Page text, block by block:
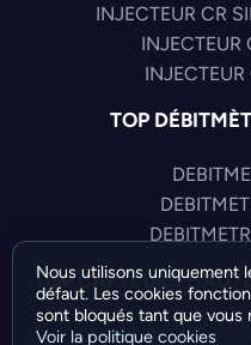
INJECTEUR CR
INJECTEUR
TOP
TOP CAPTEURS
CAPTEUR PRESS
Nous utilisons uniquement
défaut. Les cookies
sont bloqués tant que vous
Voir la politique cookies